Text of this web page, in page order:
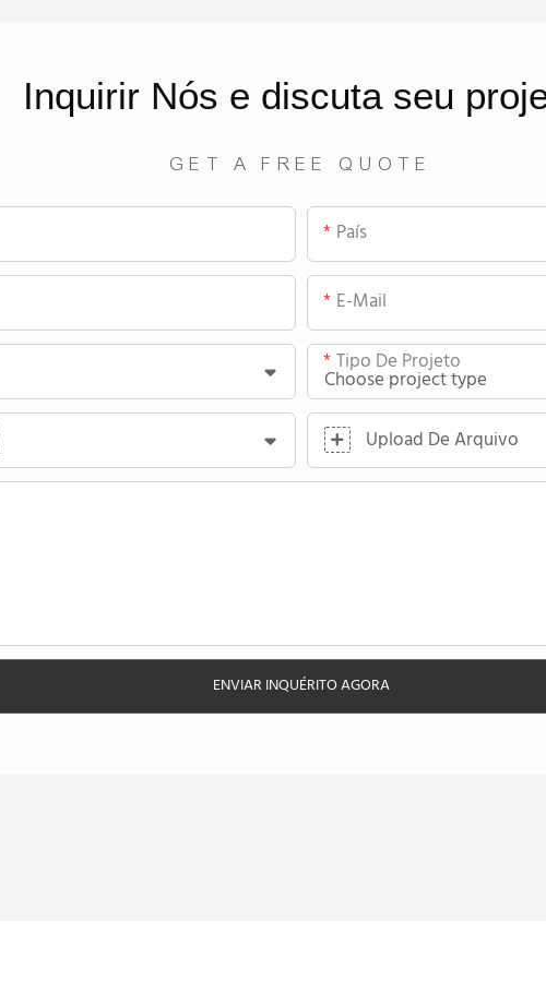
Inquirir Nós e discuta seu
GET A FREE QUOTE
País
E-Mail
Tipo De Projeto
Upload De Arquivo
ENVIAR INQUÉRITO AGORA